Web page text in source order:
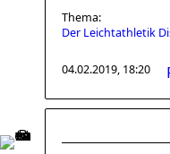
Thema:
Der Leichtathletik
04.02.2019, 18:20